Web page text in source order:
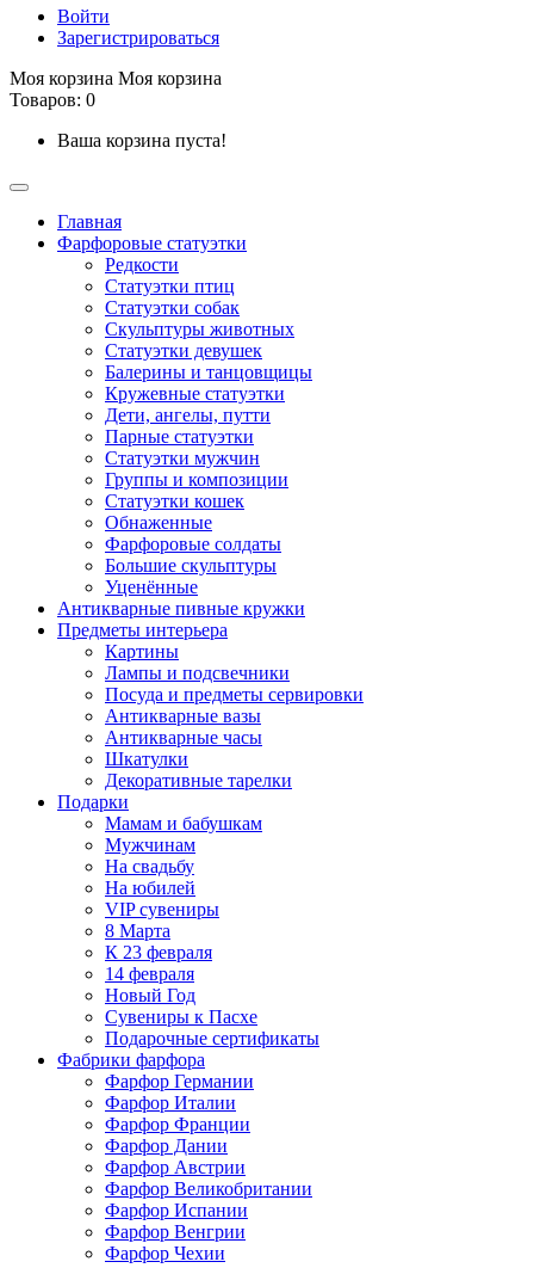
Войти
Зарегистрироваться
Моя корзина Моя корзина
Товаров: 0
Ваша корзина пуста!
Главная
Фарфоровые статуэтки
Редкости
Cтатуэтки птиц
Cтатуэтки собак
Скульптуры животных
Статуэтки девушек
Балерины и танцовщицы
Кружевные статуэтки
Дети, ангелы, путти
Парные статуэтки
Статуэтки мужчин
Группы и композиции
Статуэтки кошек
Обнаженные
Фарфоровые солдаты
Большие скульптуры
Уценённые
Антикварные пивные кружки
Предметы интерьера
Картины
Лампы и подсвечники
Посуда и предметы сервировки
Антикварные вазы
Антикварные часы
Шкатулки
Декоративные тарелки
Подарки
Мамам и бабушкам
Мужчинам
На свадьбу
На юбилей
VIP сувениры
8 Марта
К 23 февраля
14 февраля
Новый Год
Сувениры к Пасхе
Подарочные сертификаты
Фабрики фарфора
Фарфор Германии
Фарфор Италии
Фарфор Франции
Фарфор Дании
Фарфор Австрии
Фарфор Великобритании
Фарфор Испании
Фарфор Венгрии
Фарфор Чехии